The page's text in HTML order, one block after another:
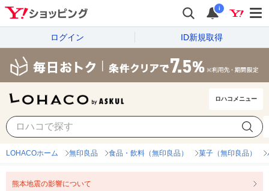
i
ログイン ID新規取得
ロハコメニュー
LOHACOホーム 無印良品 食品・飲料（無印良品） 菓子（無印良品）
熊本地震の影響について